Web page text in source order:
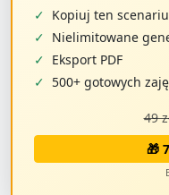
✓ Kopiuj ten
✓ Nielimitowane
✓ Eksport PDF
✓ 500+ gotowych
49
🎁